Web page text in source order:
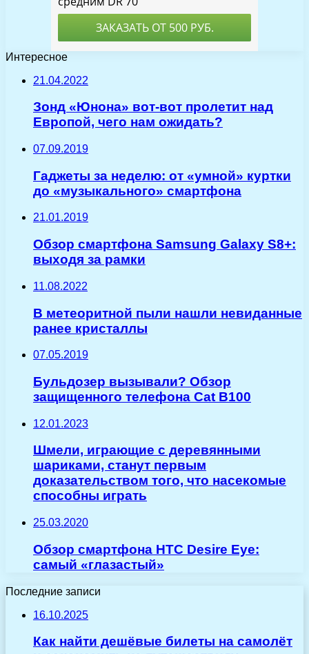
Интересное
21.04.2022
Зонд «Юнона» вот-вот пролетит над
Европой, чего нам ожидать?
07.09.2019
Гаджеты за неделю: от «умной» куртки
до «музыкального» смартфона
21.01.2019
Обзор смартфона Samsung Galaxy S8+:
выходя за рамки
11.08.2022
В метеоритной пыли нашли невиданные
ранее кристаллы
07.05.2019
Бульдозер вызывали? Обзор
защищенного телефона Cat B100
12.01.2023
Шмели, играющие с деревянными
шариками, станут первым
доказательством того, что насекомые
способны играть
25.03.2020
Обзор смартфона HTC Desire Eye:
самый «глазастый»
Последние записи
16.10.2025
Как найти дешёвые билеты на самолёт